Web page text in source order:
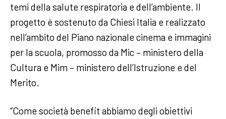
temi della salute respiratoria e dell’ambiente. Il
progetto è sostenuto da Chiesi Italia e realizzato
nell’ambito del Piano nazionale cinema e immagini
per la scuola, promosso da Mic – ministero della
Cultura e Mim – ministero dell’Istruzione e del
Merito.
“Come società benefit abbiamo degli obiettivi